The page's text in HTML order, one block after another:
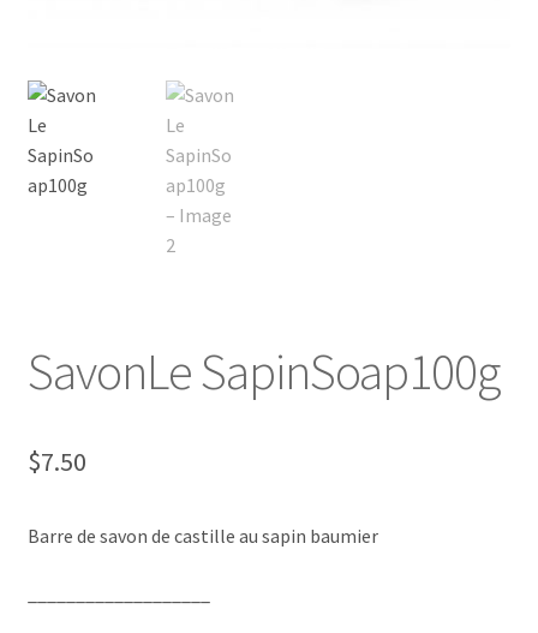
Mon compte/My account
My custom checkout page
SavonLe SapinSoap100g
$7.50
Barre de savon de castille au sapin baumier